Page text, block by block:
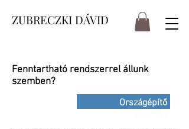
ZUBRECZKI DÁVID
Fenntartható rendszerrel állunk
szemben?
Országépítő